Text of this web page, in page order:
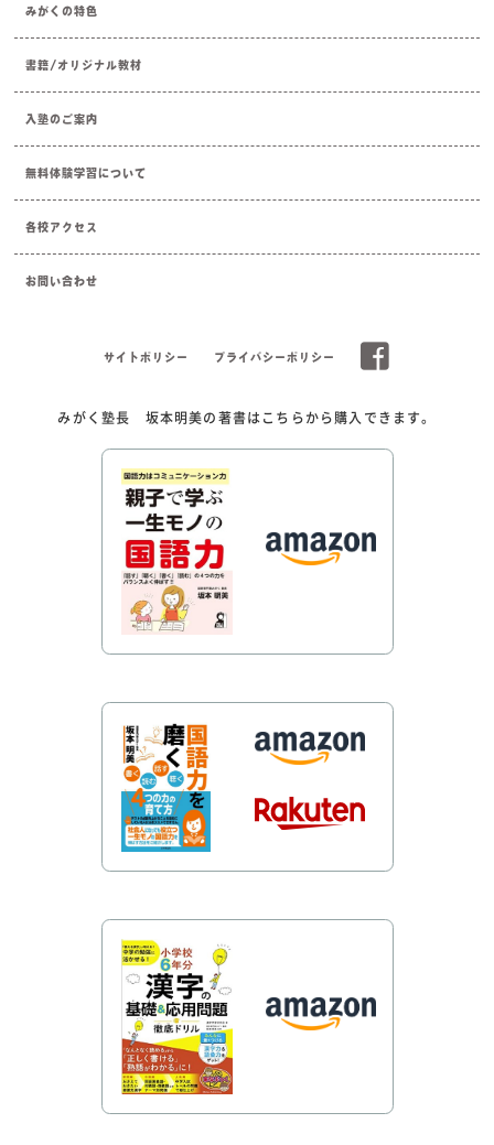
みがくの特色
書籍/オリジナル教材
入塾のご案内
無料体験学習について
各校アクセス
お問い合わせ
サイトポリシー プライバシーポリシー
みがく塾長 坂本明美の著書はこちらから購入できます。